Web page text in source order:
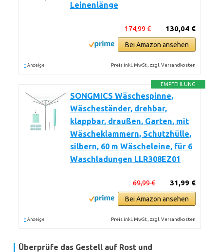
Leinenlänge
130,04 €
174,99 €
Bei Amazon ansehen
* Anzeige Preis inkl. MwSt., zzgl. Versandkosten
EMPFEHLUNG
SONGMICS Wäschespinne,
Wäscheständer, drehbar,
klappbar, draußen, Garten, mit
Wäscheklammern, Schutzhülle,
silbern, 60 m Wäscheleine, für 6
Waschladungen LLR308EZ01
31,99 €
69,99 €
Bei Amazon ansehen
* Anzeige Preis inkl. MwSt., zzgl. Versandkosten
Überprüfe das Gestell auf Rost und